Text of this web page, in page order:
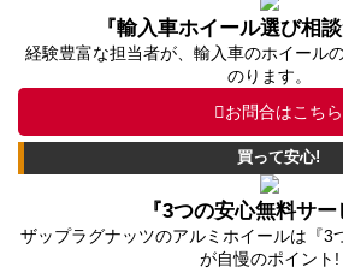
『輸入車ホイール選び相
経験豊富な担当者が、輸入車のホイール
のります。
お問合はこちら
買って安心!
『3つの安心無料サー
ザップラグナッツのアルミホイールは『3
が自慢のポイント!